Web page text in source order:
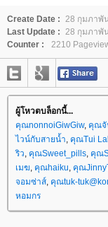
Create Date :
28 กุมภาพั
Last Update :
28 กุมภาพั
Counter :
2210
ผู้โหวตบล็อกนี้...
คุณnonnoiGiwGiw, คุณจั
ไวน์กับสายน้ำ คุณTui
ริว คุณSweet_pills คุณ
เมฆ คุณhaiku คุณ
จอมซ่าส์ คุณtuk-
หอมกร